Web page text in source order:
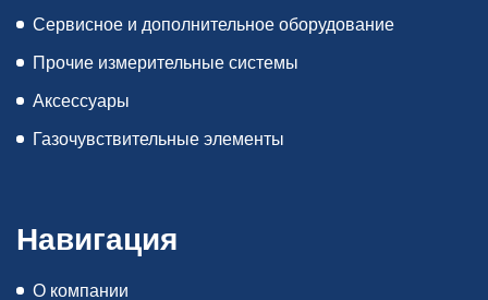
Сервисное и дополнительное оборудование
Прочие измерительные системы
Аксессуары
Газочувствительные элементы
Навигация
О компании